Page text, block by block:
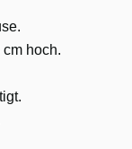
hoch.